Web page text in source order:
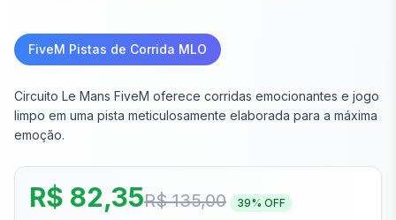
FiveM Pistas de Corrida MLO
Circuito Le Mans FiveM oferece corridas emocionantes e jogo
limpo em uma pista meticulosamente elaborada para a máxima
emoção.
R$ 82,35R$ 135,00 39% OFF